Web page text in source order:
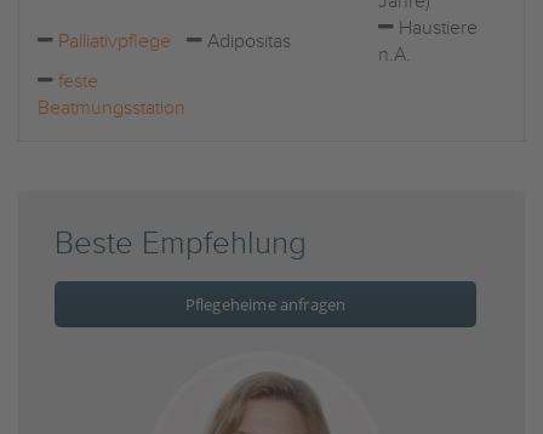
Palliativpflege
Adipositas
Haustiere
n.A.
feste
Beatmungsstation
Beste Empfehlung
Pflegeheime anfragen